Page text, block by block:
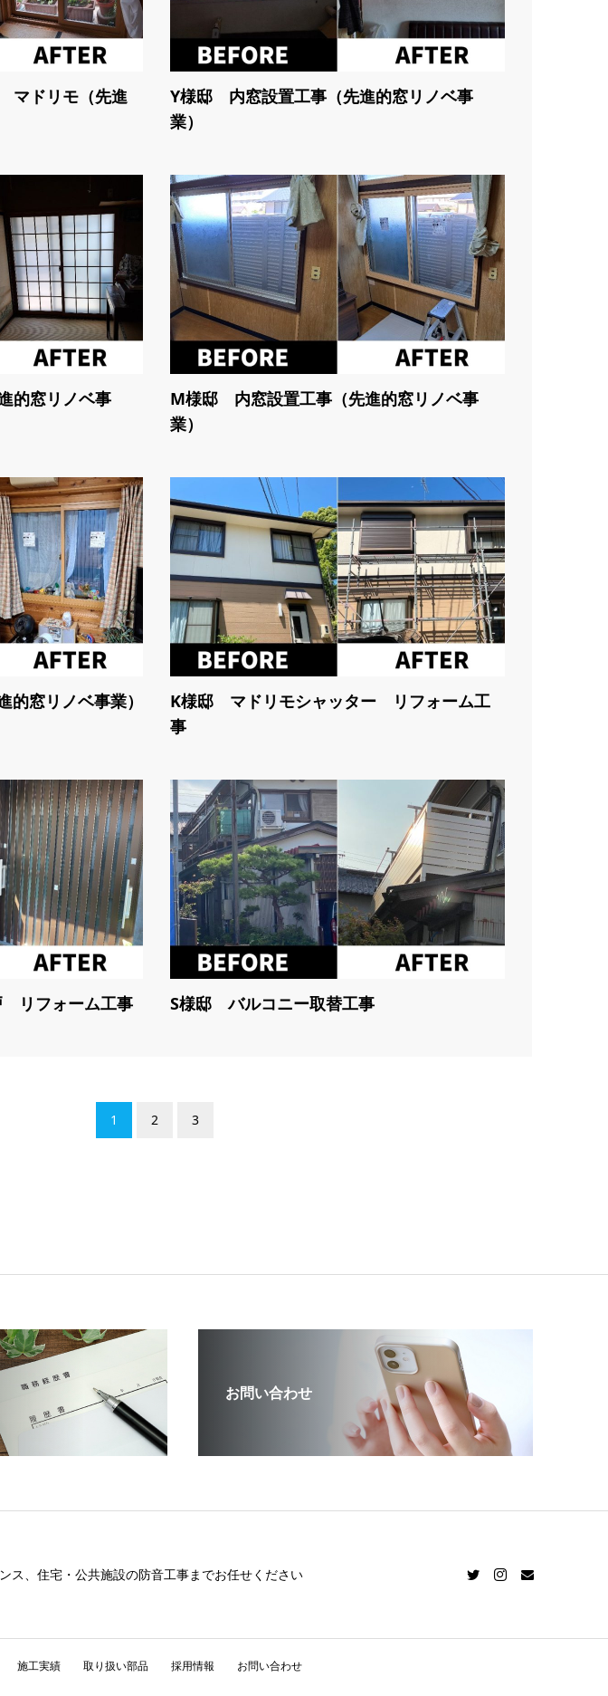
ドリモ（先進
Y様邸 内窓設置工事（先進的窓リノベ事
業）
的窓リノベ事
M様邸 内窓設置工事（先進的窓リノベ事
業）
窓リノベ事業）
K様邸 マドリモシャッター リフォーム工
事
リフォーム工事 S様邸 バルコニー取替工事
1 2 3
お問い合わせ
ス、住宅・公共施設の防音工事までお任せください
施工実績 取り扱い部品 採用情報 お問い合わせ